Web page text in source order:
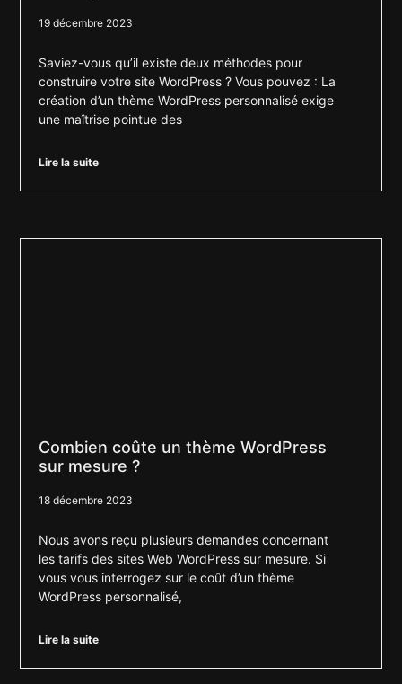
19 décembre 2023
Saviez-vous qu’il existe deux méthodes pour
construire votre site WordPress ? Vous pouvez : La
création d’un thème WordPress personnalisé exige
une maîtrise pointue des
Lire la suite
Combien coûte un thème WordPress
sur mesure ?
18 décembre 2023
Nous avons reçu plusieurs demandes concernant
les tarifs des sites Web WordPress sur mesure. Si
vous vous interrogez sur le coût d’un thème
WordPress personnalisé,
Lire la suite